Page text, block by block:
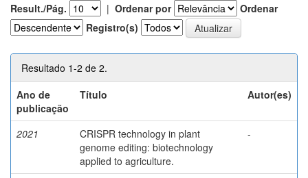
Result./Pág. | Ordenar por
Ordenar
Registro(s)
Resultado 1-2 de 2.
Ano de
publicação
Título Autor(es)
2021
CRISPR technology in plant
genome editing: biotechnology
applied to agriculture.
-